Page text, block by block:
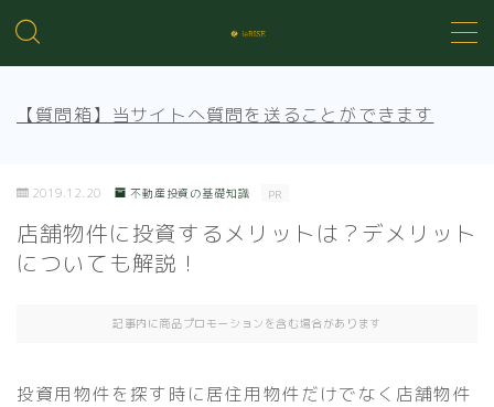
売買知識
賃貸トラブル
【質問箱】当サイトへ質問を送ることができます
2019.12.20 不動産投資の基礎知識 PR
店舗物件に投資するメリットは？デメリット
についても解説！
記事内に商品プロモーションを含む場合があります
投資用物件を探す時に居住用物件だけでなく店舗物件